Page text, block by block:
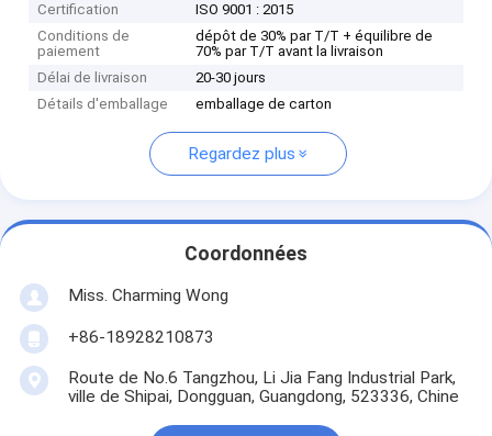
Certification
ISO 9001 : 2015
Conditions de
paiement
dépôt de 30% par T/T + équilibre de
70% par T/T avant la livraison
Délai de livraison
20-30 jours
Détails d'emballage
emballage de carton
Regardez plus
Coordonnées
Miss. Charming Wong
+86-18928210873
Route de No.6 Tangzhou, Li Jia Fang Industrial Park,
ville de Shipai, Dongguan, Guangdong, 523336, Chine